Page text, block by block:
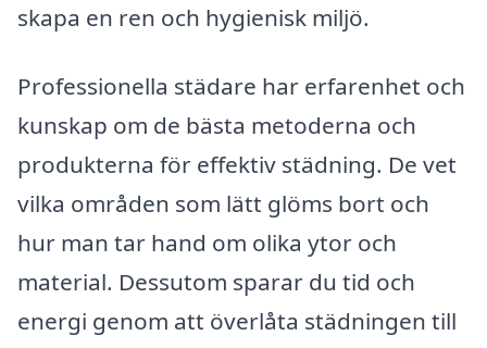
skapa en ren och hygienisk miljö.
Professionella städare har erfarenhet och
kunskap om de bästa metoderna och
produkterna för effektiv städning. De vet
vilka områden som lätt glöms bort och
hur man tar hand om olika ytor och
material. Dessutom sparar du tid och
energi genom att överlåta städningen till